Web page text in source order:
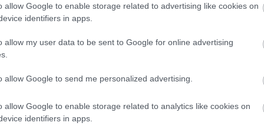
allow Google to enable storage related to advertising like cookies on
identifiers in apps.
allow my user data to be sent to Google for online advertising
allow Google to send me personalized advertising.
allow Google to enable storage related to analytics like cookies on
identifiers in apps.
lehetőségek mérlegelésével a lámpalázból
Ha ebbe a kategóriába tartozol, csak
táplálékmegvonás nem jó ötlet, hiszen az
is okozhat hányingert, sőt hányást is.
előtt vécére menni, ha pedig különösen
szerepelsz nyilvánosság előtt, nem
egy széntablettát. Ne felejts el megfelelő
izgulsz is, hiszen a folyadékhiány
és fejfájást, szédülést okozhat.
ingyenes